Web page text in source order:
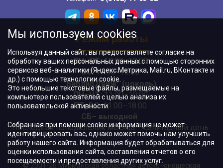
Режим работы
ПН–ПТ:10:00–18:00
ВС:11:00–18:00
"БиблиоДвиж" (цоколь):
ПН–ЧТ:11:00–19:00
ПТ, ВС:11:00–18:00
СБ– выходной
Последний понедельник месяца – санитарный день
© 2001-26 Мурманская областная детско-юношеская
Мы используем cookies
Используя данный сайт, вы предоставляете согласие на
обработку ваших персональных данных с помощью сторонних
сервисов веб-аналитики (Яндекс.Метрика, Mail.ru, ВКонтакте и
др.) с помощью технологии cookie.
Это небольшие текстовые файлы, размещаемые на
компьютере пользователей с целью анализа их
пользовательской активности.
Собранная при помощи cookie информация не может
идентифицировать вас, однако может помочь нам улучшить
работу нашего сайта. Информация будет обрабатываться для
оценки использования сайта, составления отчетов о его
посещаемости и предоставления других услуг.